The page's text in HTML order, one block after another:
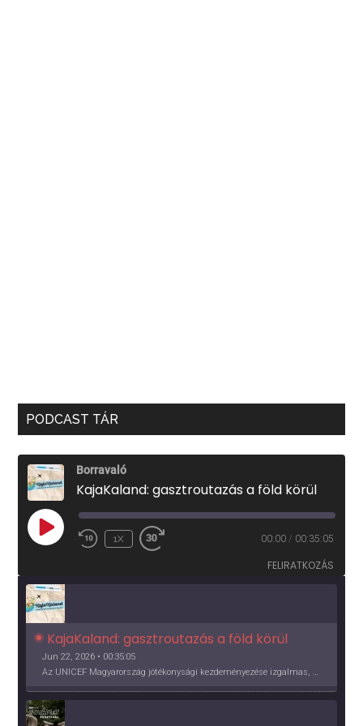
PODCAST TÁR
Borravaló
KajaKaland: gasztroutazás a föld körül
PLAY
EPISODE
1X 00:00 / 00:35:05
FELIRATKOZÁS
KajaKaland: gasztroutazás a föld körül
Jun 22, 2026 • 00:35:05
Az UNICEF Magyarország jótékonysági kezdeményezése izgalmas, egész éves világkörüli ízutazásra hív, igazi családi program és gasztroedukáció, illetve segítség a rászorulóknak is egyben.